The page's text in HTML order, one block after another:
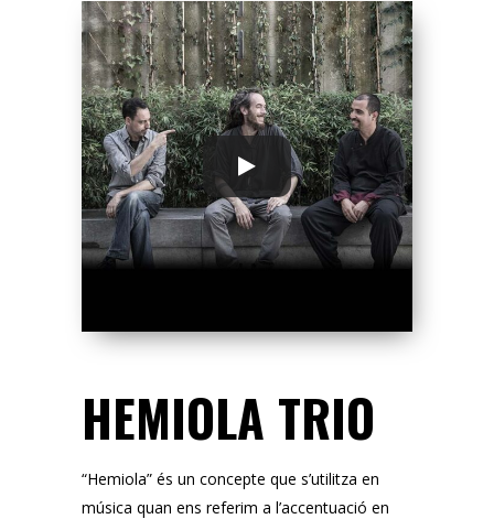
HEMIOLA TRIO
“Hemiola” és un concepte que s’utilitza en
música quan ens referim a l’accentuació en